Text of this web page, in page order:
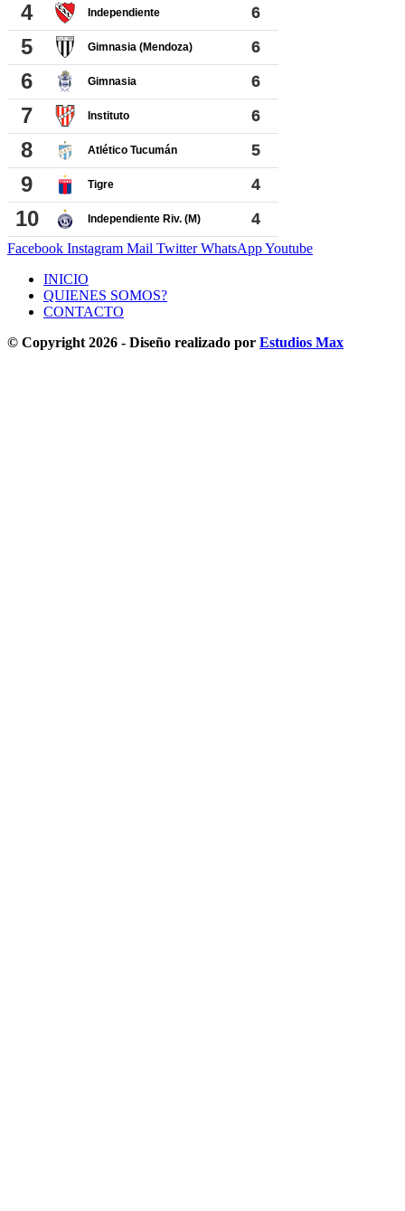
Facebook Instagram Mail Twitter WhatsAppYoutube
INICIO
QUIENES SOMOS?
CONTACTO
© Copyright 2026 - Diseño realizado por Estudios Max